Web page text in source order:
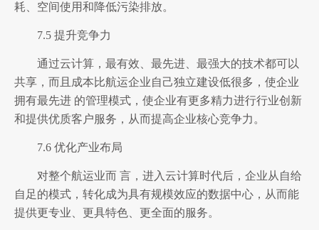
耗、空间使用和降低污染排放。
7.5 提升竞争力
通过云计算，最有效、最先进、最强大的技术都可以
共享，而且成本比航运企业自己独立建设低很多，使企业
拥有最先进 的管理模式，使企业有更多精力进行行业创新
和提供优质客户服务，从而提高企业核心竞争力。
7.6 优化产业布局
对整个航运业而 言，进入云计算时代后，企业从自给
自足的模式，转化成为具有规模效应的数据中心，从而能
提供更专业、更具特色、更全面的服务。